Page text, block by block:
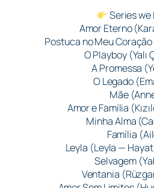
Series we
Amor Eterno
Postuca no Meu Coração
O Playboy (Yalı
A Promessa
O Legado
Mãe
Amor e Família
Minha Alma
Família
Leyla (Leyla —
Selvagem
Ventania